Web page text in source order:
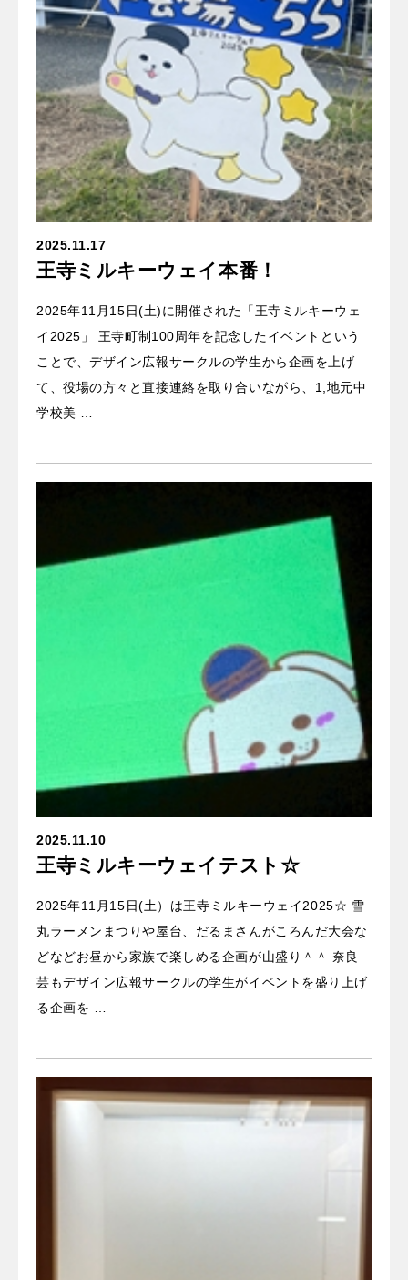
2025.11.17
王寺ミルキーウェイ本番！
2025年11月15日(土)に開催された「王寺ミルキーウェ
イ2025」 王寺町制100周年を記念したイベントという
ことで、デザイン広報サークルの学生から企画を上げ
て、役場の方々と直接連絡を取り合いながら、1,地元中
学校美 …
2025.11.10
王寺ミルキーウェイテスト☆
2025年11月15日(土）は王寺ミルキーウェイ2025☆ 雪
丸ラーメンまつりや屋台、だるまさんがころんだ大会な
どなどお昼から家族で楽しめる企画が山盛り＾＾ 奈良
芸もデザイン広報サークルの学生がイベントを盛り上げ
る企画を …